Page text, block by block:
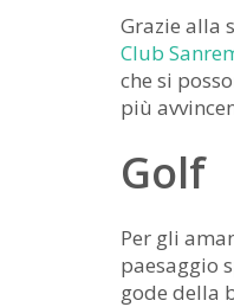
Grazie alla
Club
che si
più
Golf
Per gli
paesaggio
gode della